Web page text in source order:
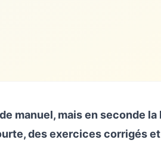
manuel, mais en seconde la
des exercices corrigés et